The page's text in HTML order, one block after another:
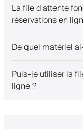
La file d'attente
réservations en
De quel matériel
Puis-je utiliser la
ligne ?